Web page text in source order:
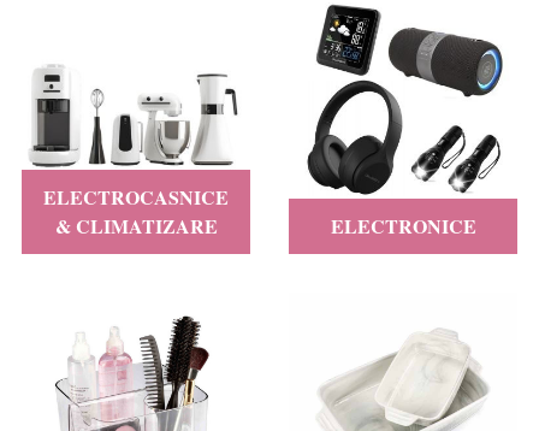
ELECTROCASNICE
& CLIMATIZARE
ELECTRONICE